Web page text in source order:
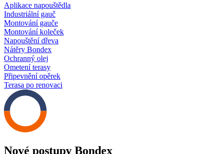
Aplikace napouštědla
Industriální gauč
Montování gauče
Montování koleček
Napouštění dřeva
Nátěry Bondex
Ochranný olej
Ometení terasy
Připevnění opěrek
Terasa po renovaci
Nové postupy Bondex